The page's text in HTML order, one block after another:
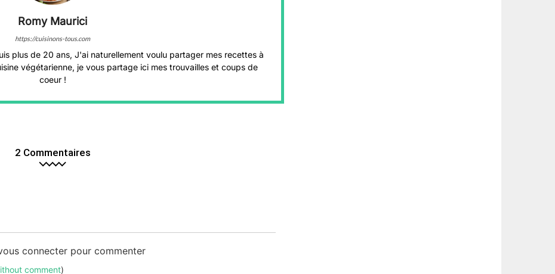
Romy Maurici
https://cuisinons-tous.com
plus de 20 ans, J'ai naturellement voulu partager mes recettes à
végétarienne, je vous partage ici mes trouvailles et coups de
coeur !
2 Commentaires
connecter pour commenter
comment)